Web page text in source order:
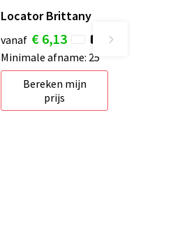
Locator Brittany
vanaf € 6,13
Minimale afname: 25
Bereken mijn
prijs